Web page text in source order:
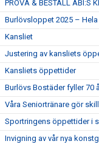
PROVA & BESTÄLL ABI:S
Burlövsloppet 2025 –
Kansliet
Justering av kansliets
Kansliets öppettider
Burlövs Bostäder fyller 70
Våra Seniortränare gör
Sportringens öppettider i
Invigning av vår nya